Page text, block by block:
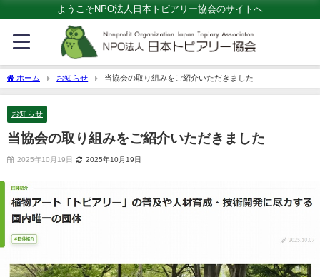
ようこそNPO法人日本トピアリー協会のサイトへ
ホーム お知らせ 当協会の取り組みをご紹介いただきました
お知らせ
当協会の取り組みをご紹介いただきました
2025年10月19日 2025年10月19日